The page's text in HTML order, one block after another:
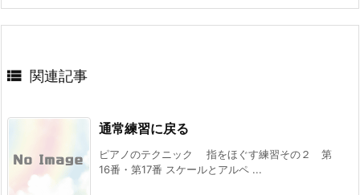
 関連記事
通常練習に戻る
ピアノのテクニック 指をほぐす練習その２ 第
16番・第17番 スケールとアルペ ...